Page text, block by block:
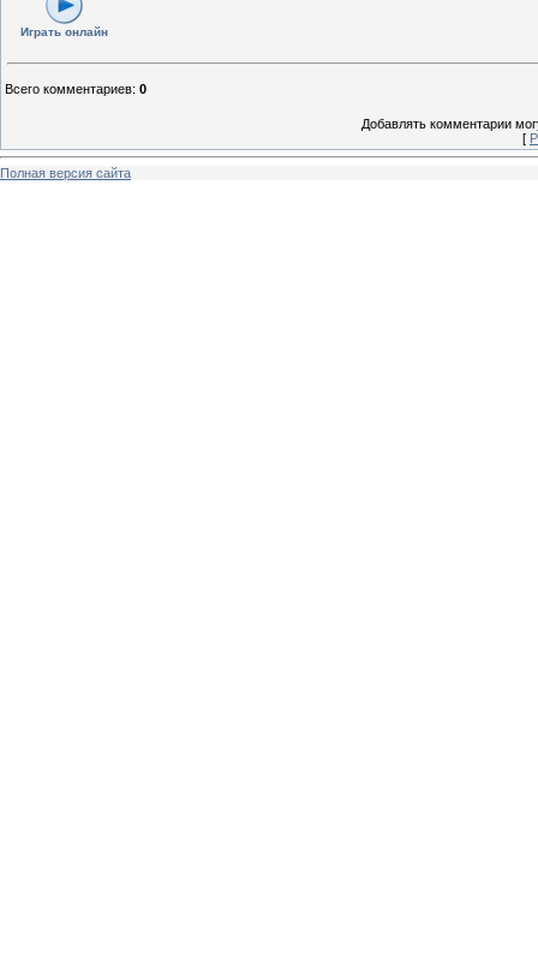
Играть онлайн
Всего комментариев: 0
Добавлять комментарии
[
Полная версия сайта